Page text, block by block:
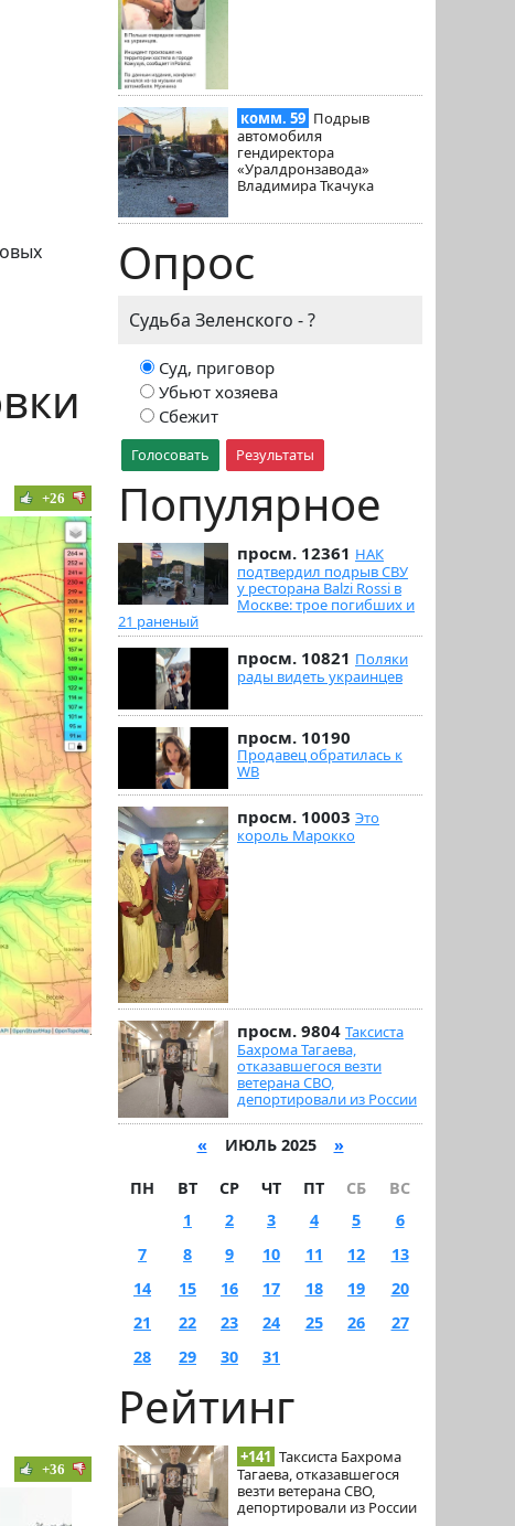
комм. 59 Подрыв
автомобиля
гендиректора
«Уралдронзавода»
Владимира Ткачука
Опрос
Судьба Зеленского - ?
Суд, приговор
Убьют хозяева
Сбежит
Голосовать Результаты
Популярное
просм. 12361 НАК
подтвердил подрыв СВУ
у ресторана Balzi Rossi в
Москве: трое погибших и
21 раненый
просм. 10821 Поляки
рады видеть украинцев
просм. 10190
Продавец обратилась к
WB
просм. 10003 Это
король Марокко
просм. 9804 Таксиста
Бахрома Тагаева,
отказавшегося везти
ветерана СВО,
депортировали из России
« ИЮЛЬ 2025 »
ПН ВТ СР ЧТ ПТ СБ
ВС
1
2 3 4 5
6
7
8 9 10 11 12
13
14
15 16 17 18 19
20
21
22 23 24 25 26
27
28
29 30 31
Рейтинг
+141 Таксиста Бахрома
Тагаева, отказавшегося
везти ветерана СВО,
депортировали из России
+26
+36